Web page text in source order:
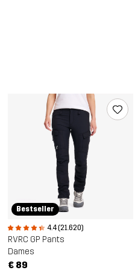
Bestseller
4.4 (21.620)
RVRC GP Pants
Dames
€ 89